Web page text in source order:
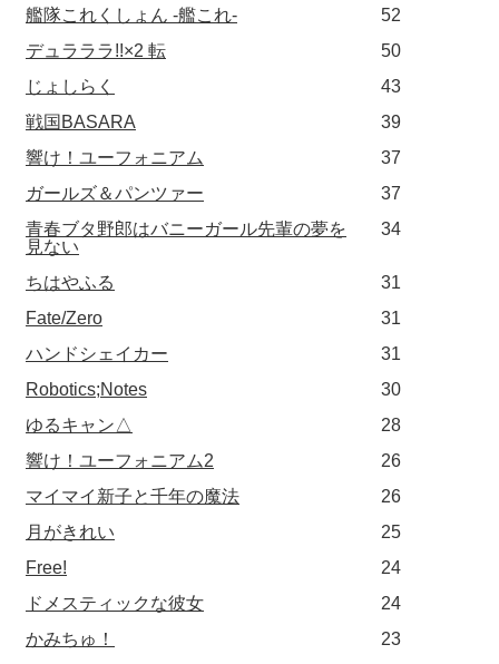
艦隊これくしょん -艦これ-
52
デュラララ!!×2 転
50
じょしらく
43
戦国BASARA
39
響け！ユーフォニアム
37
ガールズ＆パンツァー
37
青春ブタ野郎はバニーガール先輩の夢を
見ない
34
ちはやふる
31
Fate/Zero
31
ハンドシェイカー
31
Robotics;Notes
30
ゆるキャン△
28
響け！ユーフォニアム2
26
マイマイ新子と千年の魔法
26
月がきれい
25
Free!
24
ドメスティックな彼女
24
かみちゅ！
23